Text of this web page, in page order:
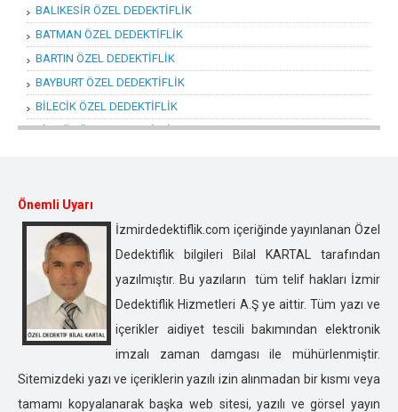
BALIKESİR ÖZEL DEDEKTİFLİK
BATMAN ÖZEL DEDEKTİFLİK
BARTIN ÖZEL DEDEKTİFLİK
BAYBURT ÖZEL DEDEKTİFLİK
BİLECİK ÖZEL DEDEKTİFLİK
BİNGÖL ÖZEL DEDEKTİFLİK
BURDUR ÖZEL DEDEKTİFLİK
BURSA ÖZEL DEDEKTİFLİK
ÇANAKKALE ÖZEL DEDEKTİFLİK
ÇANKIRI ÖZEL DEDEKTİFLİK
ÇORUM ÖZEL DEDEKTİFLİK
DENİZLİ ÖZEL DEDEKTİFLİK
DİYARBAKIR ÖZEL DEDEKTİFLİK
Önemli Uyarı
İzmirdedektiflik.com içeriğinde yayınlanan Özel
Dedektiflik bilgileri Bilal KARTAL tarafından
yazılmıştır. Bu yazıların tüm telif hakları İzmir
Dedektiflik Hizmetleri A.Ş ye aittir. Tüm yazı ve
içerikler aidiyet tescili bakımından elektronik
imzalı zaman damgası ile mühürlenmiştir.
Sitemizdeki yazı ve içeriklerin yazılı izin alınmadan bir kısmı veya
tamamı kopyalanarak başka web sitesi, yazılı ve görsel yayın